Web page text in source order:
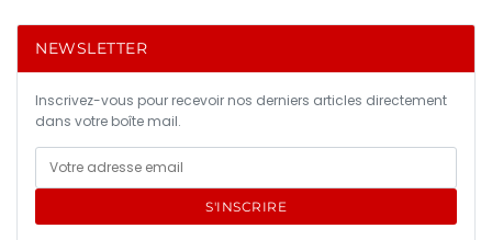
NEWSLETTER
Inscrivez-vous pour recevoir nos derniers articles directement
dans votre boîte mail.
S'INSCRIRE